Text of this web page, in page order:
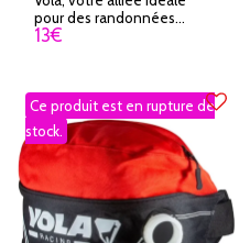
pour des randonnées
réussies et une hydratation
13€
Ce produit est en rupture de
stock.